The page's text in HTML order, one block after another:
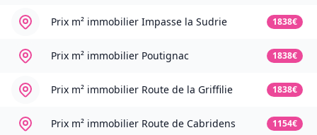
Prix m² immobilier Impasse la Sudrie 1838€
Prix m² immobilier Poutignac 1838€
Prix m² immobilier Route de la Griffilie 1838€
Prix m² immobilier Route de Cabridens 1154€